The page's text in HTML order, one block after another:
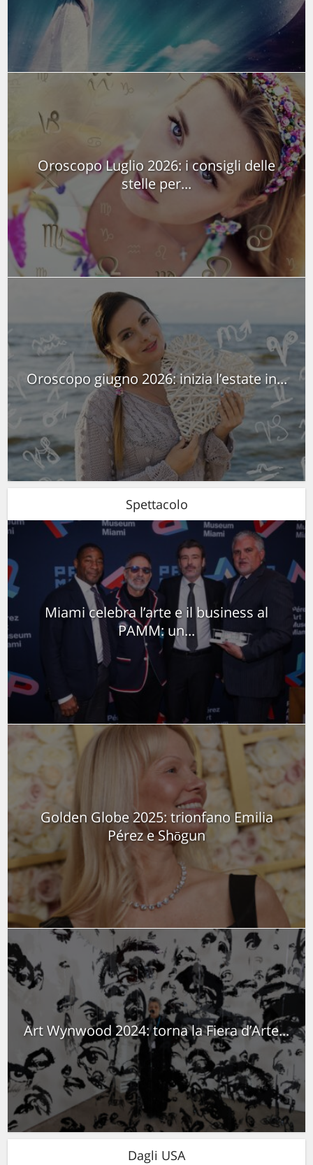
Oroscopo Luglio 2026: i consigli delle
stelle per...
Oroscopo giugno 2026: inizia l’estate in...
Spettacolo
Miami celebra l’arte e il business al
PAMM: un...
Golden Globe 2025: trionfano Emilia
Pérez e Shōgun
Art Wynwood 2024: torna la Fiera d’Arte...
Dagli USA